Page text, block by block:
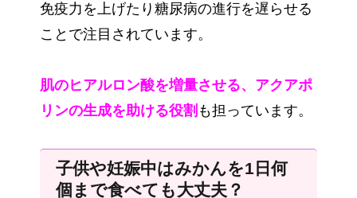
免疫力を上げたり糖尿病の進行を遅らせる
ことで注目されています。
肌のヒアルロン酸を増量させる、アクアポ
リンの生成を助ける役割 も担っています。
子供や妊娠中はみかんを1日何
個まで食べても大丈夫？